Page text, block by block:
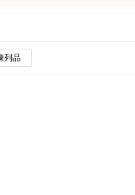
列品